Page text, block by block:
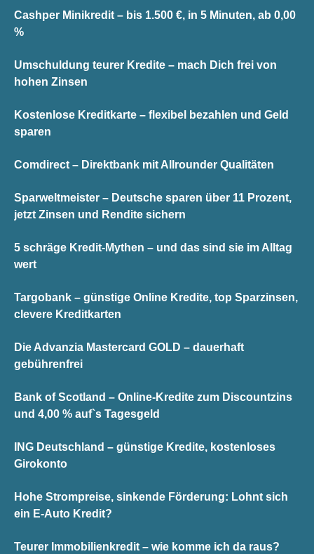
Cashper Minikredit – bis 1.500 €, in 5 Minuten, ab 0,00
%
Umschuldung teurer Kredite – mach Dich frei von
hohen Zinsen
Kostenlose Kreditkarte – flexibel bezahlen und Geld
sparen
Comdirect – Direktbank mit Allrounder Qualitäten
Sparweltmeister – Deutsche sparen über 11 Prozent,
jetzt Zinsen und Rendite sichern
5 schräge Kredit-Mythen – und das sind sie im Alltag
wert
Targobank – günstige Online Kredite, top Sparzinsen,
clevere Kreditkarten
Die Advanzia Mastercard GOLD – dauerhaft
gebührenfrei
Bank of Scotland – Online-Kredite zum Discountzins
und 4,00 % auf`s Tagesgeld
ING Deutschland – günstige Kredite, kostenloses
Girokonto
Hohe Strompreise, sinkende Förderung: Lohnt sich
ein E-Auto Kredit?
Teurer Immobilienkredit – wie komme ich da raus?